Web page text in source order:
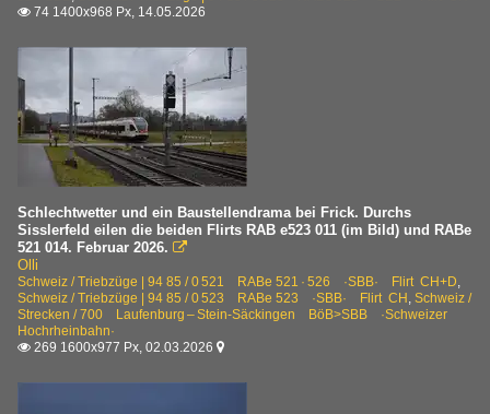
 74 1400x968 Px, 14.05.2026
Schlechtwetter und ein Baustellendrama bei Frick. Durchs
Sisslerfeld eilen die beiden Flirts RAB e523 011 (im Bild) und RABe
521 014. Februar 2026. 
Olli
Schweiz / Triebzüge | 94 85 / 0 521 RABe 521 · 526 ·SBB· Flirt CH+D,
Schweiz / Triebzüge | 94 85 / 0 523 RABe 523 ·SBB· Flirt CH, Schweiz /
Strecken / 700 Laufenburg – Stein-Säckingen BöB>SBB ·Schweizer
Hochrheinbahn·
 269 1600x977 Px, 02.03.2026 